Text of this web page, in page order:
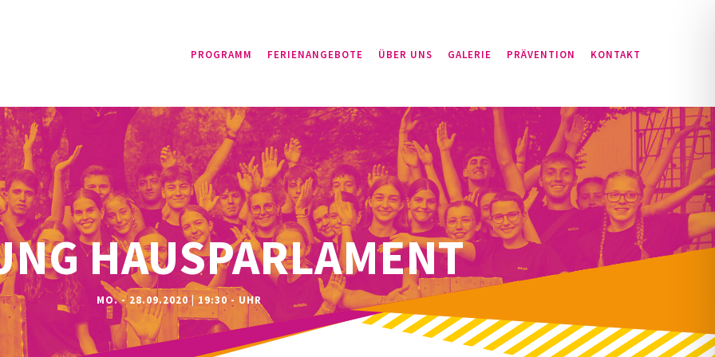
PROGRAMM FERIENANGEBOTE ÜBER UNS GALERIE PRÄVENTION KONTAKT
HAUSPARLAMENT
MO. - 28.09.2020 | 19:30 - UHR